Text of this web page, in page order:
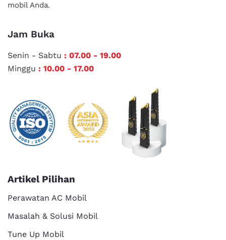
mobil Anda.
Jam Buka
Senin - Sabtu : 07.00 - 19.00
Minggu : 10.00 - 17.00
Artikel Pilihan
Perawatan AC Mobil
Masalah & Solusi Mobil
Tune Up Mobil